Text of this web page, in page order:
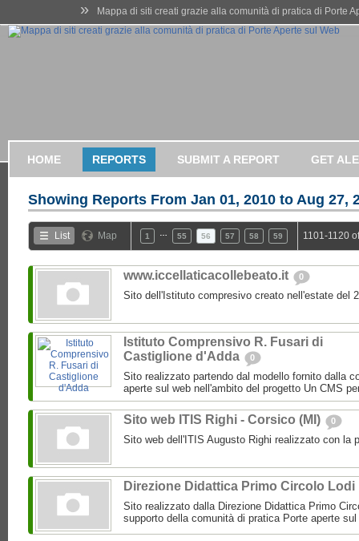
» Mappa di siti creati grazie alla comunità di pratica di Porte
HOME REPORTS SUBMIT A REPORT GET
Showing Reports From Jan 01, 2010 to Aug 27,
List Map 1 55 56 57 58 59 1101-1120
www.iccellaticacollebeato.it 0
Sito dell'Istituto compresivo creato nell'estate del
Istituto Comprensivo R. Fusari di
Castiglione d'Adda
0
Sito realizzato partendo dal modello fornito dalla
aperte sul web nell'ambito del progetto Un CMS
Sito web ITIS Righi - Corsico (MI) 0
Sito web dell'ITIS Augusto Righi realizzato con la
Direzione Didattica Primo Circolo Lodi
Sito realizzato dalla Direzione Didattica Primo
supporto della comunità di pratica Porte aperte